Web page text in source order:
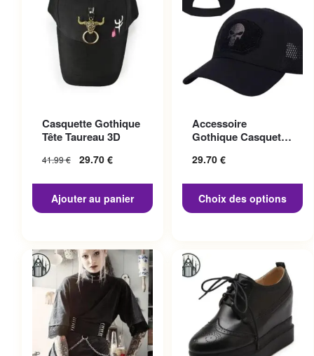
Casquette Gothique
Tête Taureau 3D
41.99€ 29.70 €
Ajouter au panier
Accessoire
Gothique Casquette
29.70 €
Choix des options
variations. Les options
peuvent être choisies sur la
page du produit